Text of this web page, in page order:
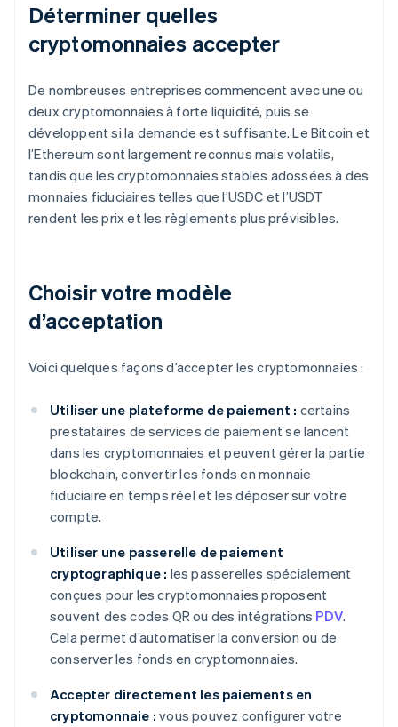
Déterminer quelles
cryptomonnaies accepter
De nombreuses entreprises commencent avec une ou
deux cryptomonnaies à forte liquidité, puis se
développent si la demande est suffisante. Le Bitcoin et
l’Ethereum sont largement reconnus mais volatils,
tandis que les cryptomonnaies stables adossées à des
monnaies fiduciaires telles que l’USDC et l’USDT
rendent les prix et les règlements plus prévisibles.
Choisir votre modèle
d’acceptation
Voici quelques façons d’accepter les cryptomonnaies :
Utiliser une plateforme de paiement : certains
prestataires de services de paiement se lancent
dans les cryptomonnaies et peuvent gérer la partie
blockchain, convertir les fonds en monnaie
fiduciaire en temps réel et les déposer sur votre
compte.
Utiliser une passerelle de paiement
cryptographique : les passerelles spécialement
conçues pour les cryptomonnaies proposent
souvent des codes QR ou des intégrations PDV.
Cela permet d’automatiser la conversion ou de
conserver les fonds en cryptomonnaies.
Accepter directement les paiements en
cryptomonnaie : vous pouvez configurer votre